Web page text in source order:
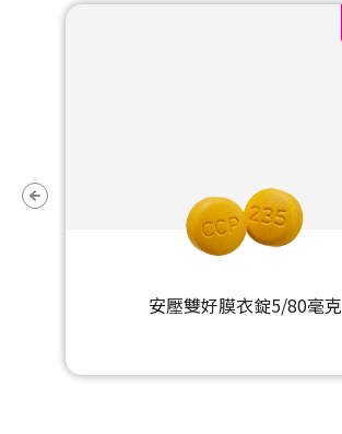
安壓雙好膜衣錠5/80毫克